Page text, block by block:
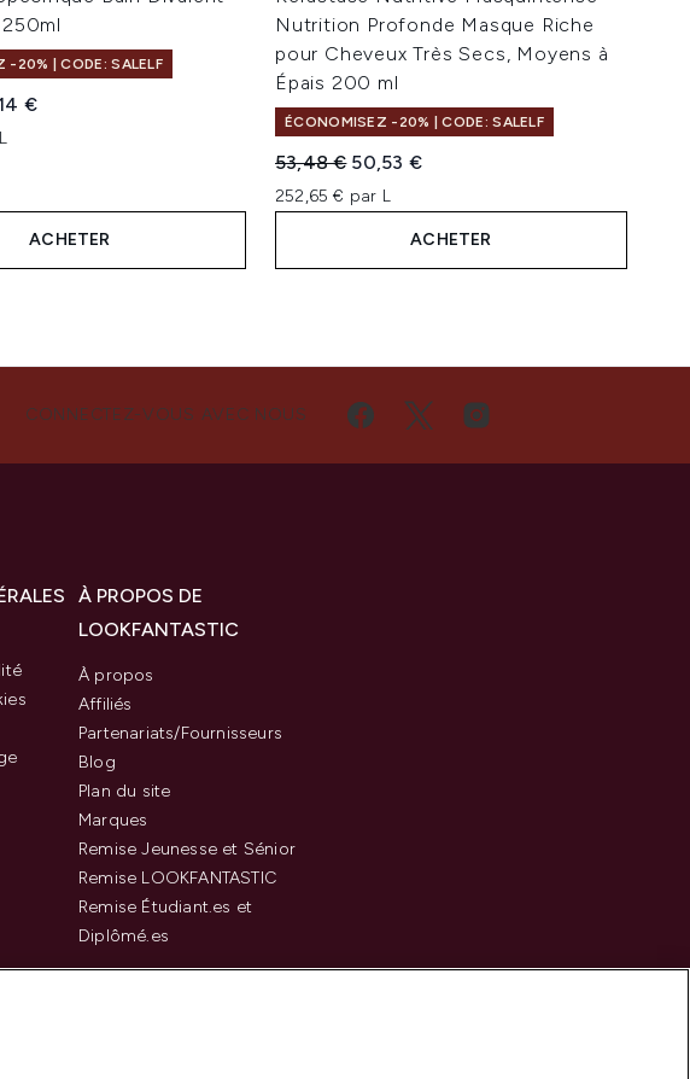
-20% | CODE: SALELF
:
​​actuel :
€
ACHETER
Nutrition Profonde Masque Riche
pour Cheveux Très Secs, Moyens à
Épais 200 ml
ÉCONOMISEZ -20% | CODE: SALELF
Prix de vente :
53,48 € Prix ​​actuel :
50,53 €
252,65 € par L
ACHETER
CONNECTEZ-VOUS AVEC NOUS
À PROPOS DE
LOOKFANTASTIC
À propos
Affiliés
Partenariats/Fournisseurs
Blog
Plan du site
Marques
Remise Jeunesse et Sénior
Remise LOOKFANTASTIC
Remise Étudiant.es et
Diplômé.es